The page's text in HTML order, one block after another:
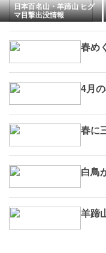
日本百名山・羊蹄山 ヒグ
マ目撃出没情報
[2026.6.29]
春め
4月
春に
白鳥
羊蹄